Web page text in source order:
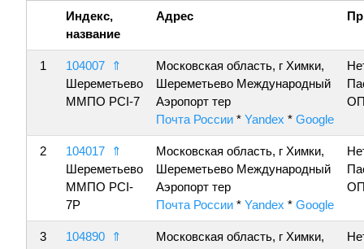
Индекс,
название
Адрес
1 104007
⇑
Шереметьево
ММПО PCI-7
Московская область, г Химки,
Шереметьево Международный
Аэропорт тер
Почта России * Yandex * Google
2 104017
⇑
Шереметьево
ММПО PCI-
7P
Московская область, г Химки,
Шереметьево Международный
Аэропорт тер
Почта России * Yandex * Google
3 104890
⇑
Московская область, г Химки,